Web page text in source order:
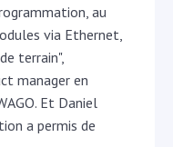
au
via Ethernet,
terrain",
manager en
Et Daniel
a permis de